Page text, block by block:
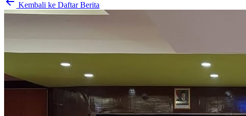
Kembali ke Daftar Berita